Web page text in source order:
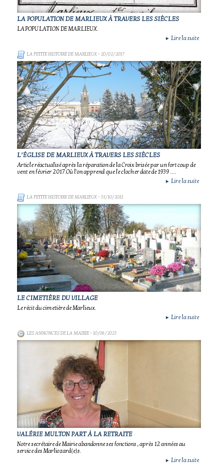
LA POPULATION DE MARLIEUX À TRAVERS LES SIÈCLES
LA POPULATION DE MARLIEUX.
► Lire la suite
LA PETITE HISTOIRE DE MARLIEUX- 20/02/2017
L’ÉGLISE DE MARLIEUX À TRAVERS LES SIÈCLES
Article réactualisé après la réparation de la Croix brisée par un fort coup de
vent en février 2017.Où l'on apprend que le clocher date de 1939 ....
► Lire la suite
LA PETITE HISTOIRE DE MARLIEUX- 31/10/2011
LE CIMETIÈRE DU VILLAGE
Le récit du cimetière de Marlieux.
► Lire la suite
LES ANNONCES DE LA MAIRIE- 10/06/2023
VALÉRIE MULTON PART À LA RETRAITE
Notre secrétaire de Mairie abandonne ses fonctions , après 12 années au
service des Marliozard(e)s.
► Lire la suite